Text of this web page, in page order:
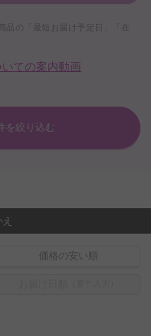
品の「最短お届け予定日」「在
ての案内動画
を絞り込む
価格の安い順